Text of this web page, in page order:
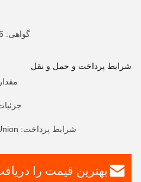
گواهی: ISO9001:2015, ISO13485:2016
شرایط پرداخت و حمل و نقل
مقدار
شرایط پرداخت: L/C، D/A، D/P، T/T، Western Union،
بهترین قیمت را